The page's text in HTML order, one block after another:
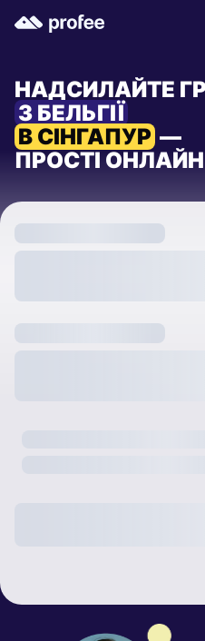
НАДСИЛАЙТЕ
З БЕЛЬГІЇ
В СІНГАПУР —
ПРОСТІ